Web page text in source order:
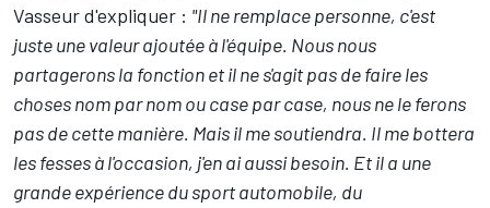
Vasseur d'expliquer : "Il ne remplace personne, c'est
juste une valeur ajoutée à l'équipe. Nous nous
partagerons la fonction et il ne s'agit pas de faire les
choses nom par nom ou case par case, nous ne le ferons
pas de cette manière. Mais il me soutiendra. Il me bottera
les fesses à l'occasion, j'en ai aussi besoin. Et il a une
grande expérience du sport automobile, du